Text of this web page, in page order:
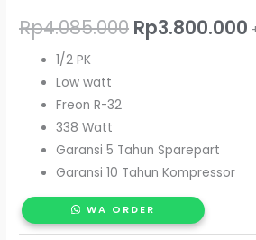
Rp4.085.000 Rp3.800.000
1/2 PK
Low watt
Freon R-32
338 Watt
Garansi 5 Tahun Sparepart
Garansi 10 Tahun Kompressor
WA ORDER